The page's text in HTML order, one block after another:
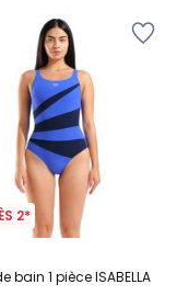
2*
bain 1 pièce ISABELLA